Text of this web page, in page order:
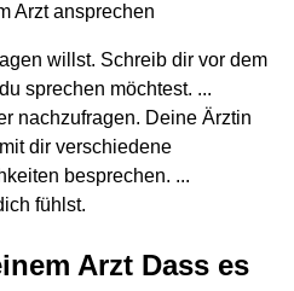
Arzt ansprechen
willst. Schreib dir vor dem
sprechen möchtest. ...
nachzufragen. Deine Ärztin
dir verschiedene
besprechen. ...
fühlst.
Arzt Dass es